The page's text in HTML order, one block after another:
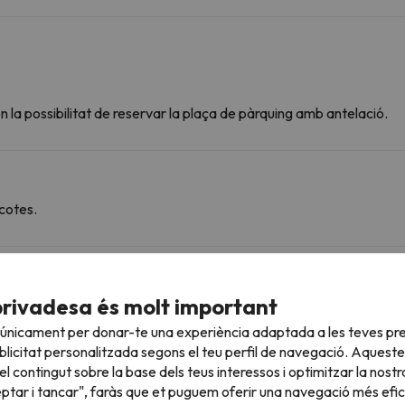
possibilitat de reservar la plaça de pàrquing amb antelació.
diverses estacions d'esquí i gaudir de 600 km esquiables
. A més podràs esquiar a Courchevel , Méribel-Mottaret i
és molt important
per donar-te una experiència adaptada a les teves
personalitzada segons el teu perfil de navegació.
contingut sobre la base dels teus interessos i optimitzar la
i tancar", faràs que et puguem oferir una navegació més